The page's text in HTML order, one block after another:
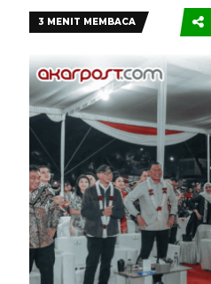
3 MENIT MEMBACA